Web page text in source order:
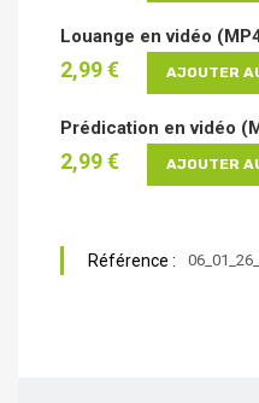
Louange en vidéo
2,99 € AJOUTER
Prédication en vidéo
2,99 € AJOUTER
Référence :